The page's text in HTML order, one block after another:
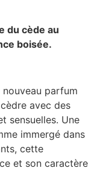
du cède au
boisée.
parfum
avec des
sensuelles. Une
immergé dans
cette
et son caractère